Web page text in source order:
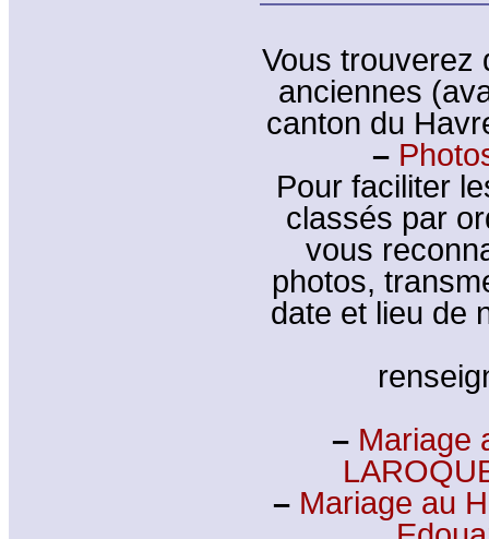
Vous trouverez
anciennes
canton du
–
Pour faciliter
classés par
vous
photos,
date et lieu de
– Mariage
– Mariage au